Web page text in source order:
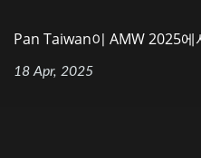
Pan Taiwan이 AMW 2025에
18 Apr, 2025